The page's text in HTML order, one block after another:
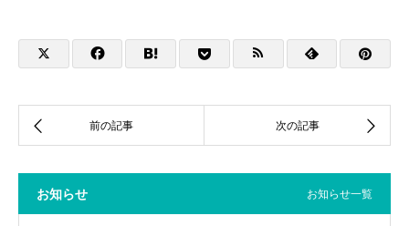
お知らせ お知らせ一覧